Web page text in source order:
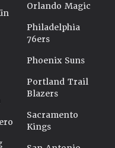
Orlando Magic
Philadelphia
76ers
Phoenix Suns
Portland Trail
Blazers
Sacramento
Kings